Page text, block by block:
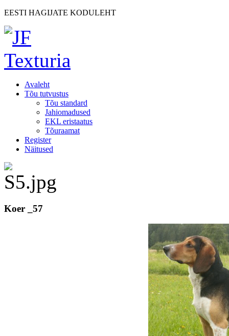
EESTI HAGIJATE KODULEHT
Avaleht
Tõu tutvustus
Tõu standard
Jahiomadused
EKL eristaatus
Tõuraamat
Register
Näitused
Koer _57